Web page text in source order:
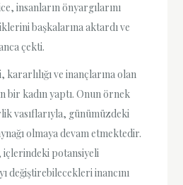
insanların önyargılarını
başkalarına aktardı ve
çekti.
ve inançlarına olan
bir kadın yaptı. Onun örnek
vasıflarıyla, günümüzdeki
olmaya devam etmektedir.
içlerindeki potansiyeli
değiştirebilecekleri inancını